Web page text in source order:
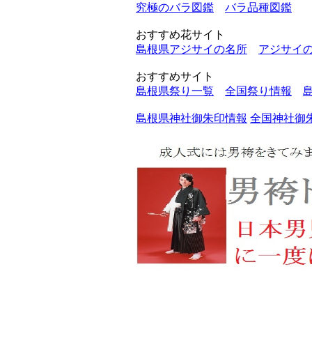
究極のバラ図鑑
バラ品種図鑑
おすすめ花サイト
島根県アジサイの名所
アジサイ
おすすめサイト
島根県祭り一覧
全国祭り情報
島根県神社御朱印情報 全国神社御